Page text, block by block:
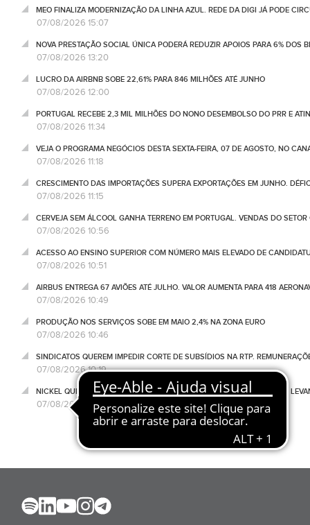
MEO FINALIZA MODERNIZAÇÃO DA LINHA AZUL. REDE DA DIGI JÁ PODE
07/08/2026 15:07
NOVA PRESTAÇÃO SOCIAL ÚNICA PODERÁ REDUZIR APOIOS PARA 6% DOS
07/08/2026 13:20
LUCRO DA AIRBNB SOBE 22,61% PARA 846 MILHÕES ATÉ JUNHO
07/08/2026 12:00
PORTUGAL RECEBE 2,3 MIL MILHÕES DO NONO DESEMBOLSO DO PRR E
07/08/2026 11:34
VEJA O PROGRAMA NEGÓCIOS DESTA SEXTA-FEIRA, 07 DE AGOSTO, NO
07/08/2026 11:18
CRESCIMENTO DAS IMPORTAÇÕES SUPERA EXPORTAÇÕES EM JUNHO.
07/08/2026 11:15
CERVEJA SEM ÁLCOOL GANHA TERRENO EM PORTUGAL. VENDAS DO
07/08/2026 10:56
ACESSO AO ENSINO SUPERIOR COM NÚMERO MAIS ELEVADO DE
07/08/2026 10:51
AIRBUS ENTREGA 67 AVIÕES ATÉ JULHO. VALOR AUMENTA PARA 418
07/08/2026 10:49
PRODUÇÃO NOS SERVIÇOS SOBE EM MAIO 2,4% NA ZONA EURO
07/08/2026 10:46
SINDICATOS QUEREM IMPEDIR CORTE DE SUBSÍDIOS NA RTP.
07/08/2026 10:19
NICKEL QUER PARCERIAS COM AUTARQUIAS PARA REFORÇAR REDE DE
07/08/2026 08:53